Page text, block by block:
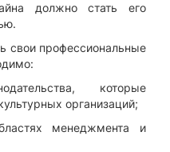
должно стать его
свои профессиональные
которые
организаций;
менеджмента и